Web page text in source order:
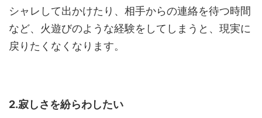
シャレして出かけたり、相手からの連絡を待つ時間
など、火遊びのような経験をしてしまうと、現実に
戻りたくなくなります。
2.寂しさを紛らわしたい